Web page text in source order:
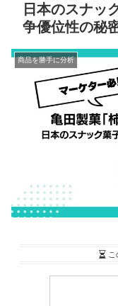
日本のスナッ
争優位性の秘
商品を勝手に分析